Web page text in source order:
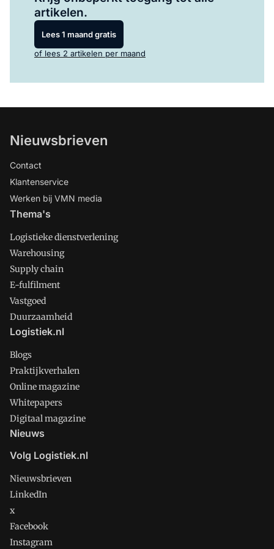
artikelen.
Lees 1 maand gratis
of lees 2 artikelen per maand
Nieuwsbrieven
Contact
Klantenservice
Werken bij VMN media
Thema's
Logistieke dienstverlening
Warehousing
Supply chain
E-fulfilment
Vastgoed
Duurzaamheid
Logistiek.nl
Blogs
Praktijkverhalen
Online magazine
Whitepapers
Digitaal magazine
Nieuws
Volg Logistiek.nl
Nieuwsbrieven
LinkedIn
x
Facebook
Instagram